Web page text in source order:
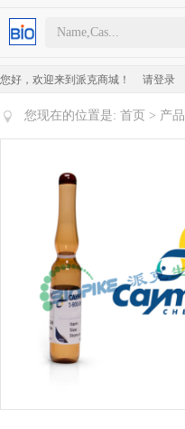
您好，欢迎来到派克商城！ 请登录
您现在的位置是: 首页 > 产